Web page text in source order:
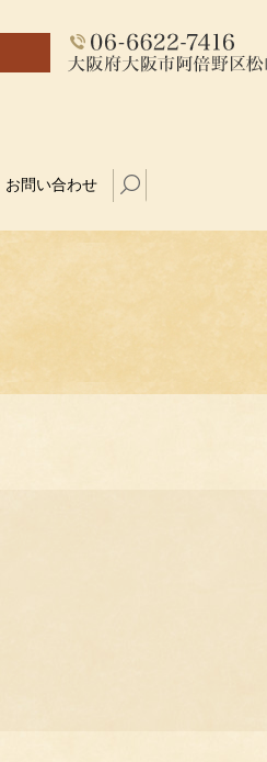
お問い合わせ
search